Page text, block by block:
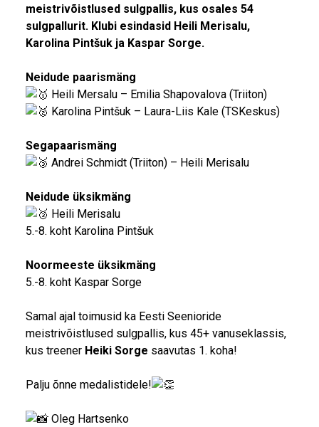
meistrivõistlused sulgpallis, kus osales 54
sulgpallurit. Klubi esindasid Heili Merisalu,
Karolina Pintšuk ja Kaspar Sorge.
Neidude paarismäng
Heili Mersalu – Emilia Shapovalova (Triiton)
Karolina Pintšuk – Laura-Liis Kale (TSKeskus)
Segapaarismäng
Andrei Schmidt (Triiton) – Heili Merisalu
Neidude üksikmäng
Heili Merisalu
5.-8. koht Karolina Pintšuk
Noormeeste üksikmäng
5.-8. koht Kaspar Sorge
Samal ajal toimusid ka Eesti Seenioride
meistrivõistlused sulgpallis, kus 45+ vanuseklassis,
kus treener Heiki Sorge saavutas 1. koha!
Palju õnne medalistidele!
Oleg Hartsenko